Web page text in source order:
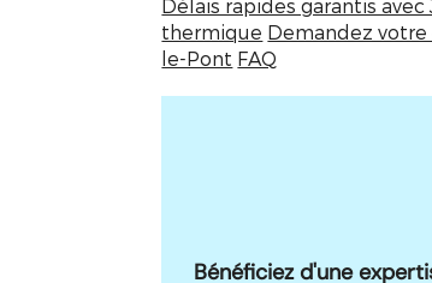
Délais rapides garantis avec
thermique Demandez votre
le-Pont FAQ
Bénéficiez d'une